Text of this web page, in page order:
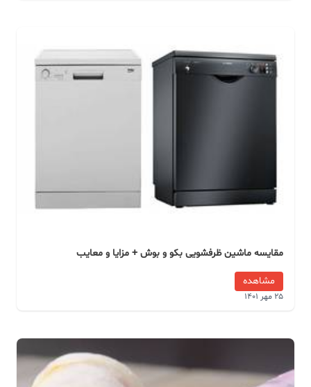
مقایسه ماشین ظرفشویی بکو و بوش + مزایا و معایب
مشاهده
25 مهر 1401